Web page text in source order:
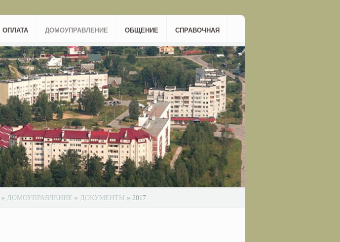
ОПЛАТА ДОМОУПРАВЛЕНИЕ ОБЩЕНИЕ СПРАВОЧНАЯ
» ДОМОУПРАВЛЕНИЕ » ДОКУМЕНТЫ » 2017